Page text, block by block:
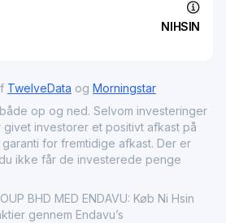
NIHSIN
TwelveData og Morningstar
op og ned. Selvom investeringer
givet investorer et positivt afkast på
for fremtidige afkast. Der er
ikke får de investerede penge
BHD MED ENDAVU: Køb Ni Hsin
gennem Endavu’s